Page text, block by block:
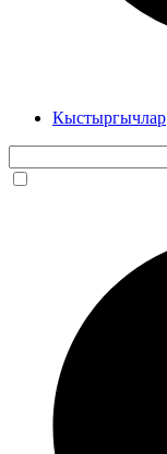
Кыстыргычлар